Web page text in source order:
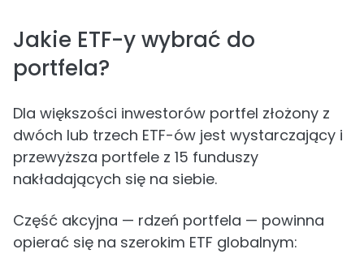
Jakie ETF-y wybrać do
portfela?
Dla większości inwestorów portfel złożony z
dwóch lub trzech ETF-ów jest wystarczający i
przewyższa portfele z 15 funduszy
nakładających się na siebie.
Część akcyjna — rdzeń portfela — powinna
opierać się na szerokim ETF globalnym: